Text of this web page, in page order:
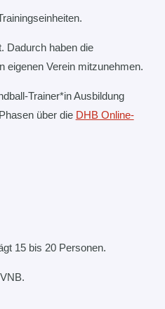
Dadurch haben die
eigenen Verein mitzunehmen.
Trainer*in Ausbildung
über die DHB Online-
15 bis 20 Personen.